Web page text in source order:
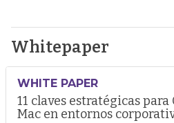
Whitepaper
WHITE PAPER
11 claves estratégicas para
Mac en entornos